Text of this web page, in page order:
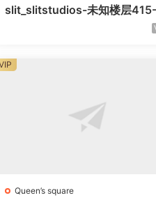
slit_slitstudios-未知楼层
Queen’s square